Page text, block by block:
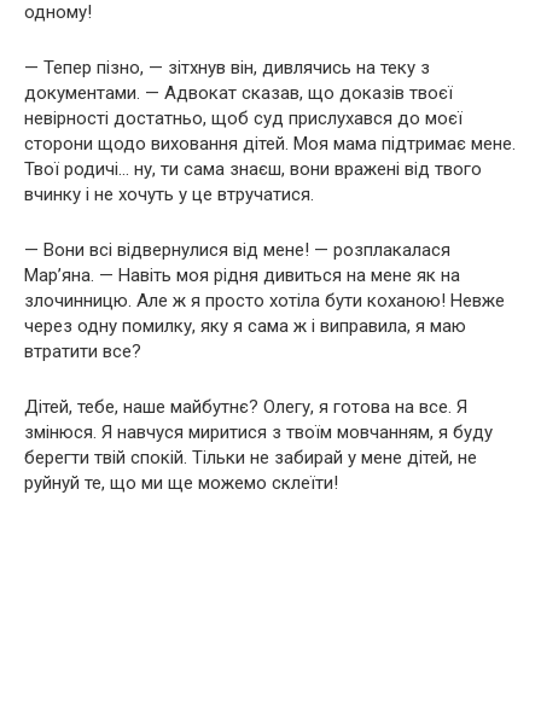
одному!
— Тепер пізно, — зітхнув він, дивлячись на теку з
документами. — Адвокат сказав, що доказів твоєї
невірності достатньо, щоб суд прислухався до моєї
сторони щодо виховання дітей. Моя мама підтримає мене.
Твої родичі… ну, ти сама знаєш, вони вражені від твого
вчинку і не хочуть у це втручатися.
— Вони всі відвернулися від мене! — розплакалася
Мар’яна. — Навіть моя рідня дивиться на мене як на
злочинницю. Але ж я просто хотіла бути коханою! Невже
через одну помилку, яку я сама ж і виправила, я маю
втратити все?
Дітей, тебе, наше майбутнє? Олегу, я готова на все. Я
змінюся. Я навчуся миритися з твоїм мовчанням, я буду
берегти твій спокій. Тільки не забирай у мене дітей, не
руйнуй те, що ми ще можемо склеїти!